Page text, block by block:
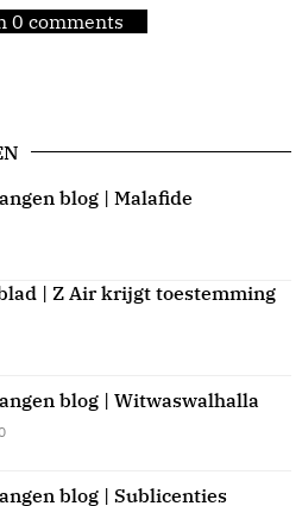
0 comments
blog | Malafide
| Z Air krijgt toestemming
blog | Witwaswalhalla
blog | Sublicenties